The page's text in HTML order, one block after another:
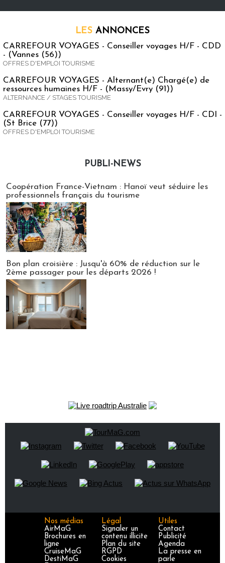
LES ANNONCES
CARREFOUR VOYAGES - Conseiller voyages H/F - CDD
- (Vannes (56))
OFFRES D'EMPLOI TOURISME
CARREFOUR VOYAGES - Alternant(e) Chargé(e) de
ressources humaines H/F - (Massy/Evry (91))
ALTERNANCE / STAGES TOURISME
CARREFOUR VOYAGES - Conseiller voyages H/F - CDI -
(St Brice (77))
OFFRES D'EMPLOI TOURISME
PUBLI-NEWS
Coopération France-Vietnam : Hanoï veut séduire les
professionnels français du tourisme
Bon plan croisière : Jusqu'à 60% de réduction sur le
2ème passager pour les départs 2026 !
Nos médias
AirMaG
Brochures en
ligne
CruiseMaG
DestiMaG
Légal
Signaler un
contenu illicite
Plan du site
RGPD
Cookies
Utiles
Contact
Publicité
Agenda
La presse en
parle